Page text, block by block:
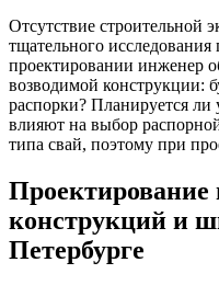
Отсутствие строительной
тщательного
проектировании инженер
возводимой конструкции:
распорки? Планируется
влияют на выбор
типа свай, поэтому при
конструкций и
Петербурге